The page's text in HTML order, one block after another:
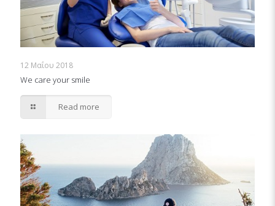
12 Μαΐου 2018
We care your smile
Read more